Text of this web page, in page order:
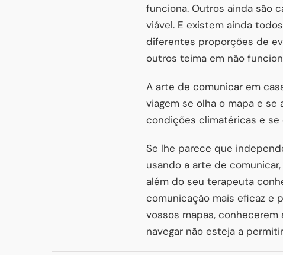
funciona. Outros ainda são
viável. E existem ainda
diferentes proporções de
outros teima em não
A arte de comunicar em
viagem se olha o mapa e
condições climatéricas e se
Se lhe parece que
usando a arte de
além do seu terapeuta
comunicação mais eficaz e
vossos mapas,
navegar não esteja a